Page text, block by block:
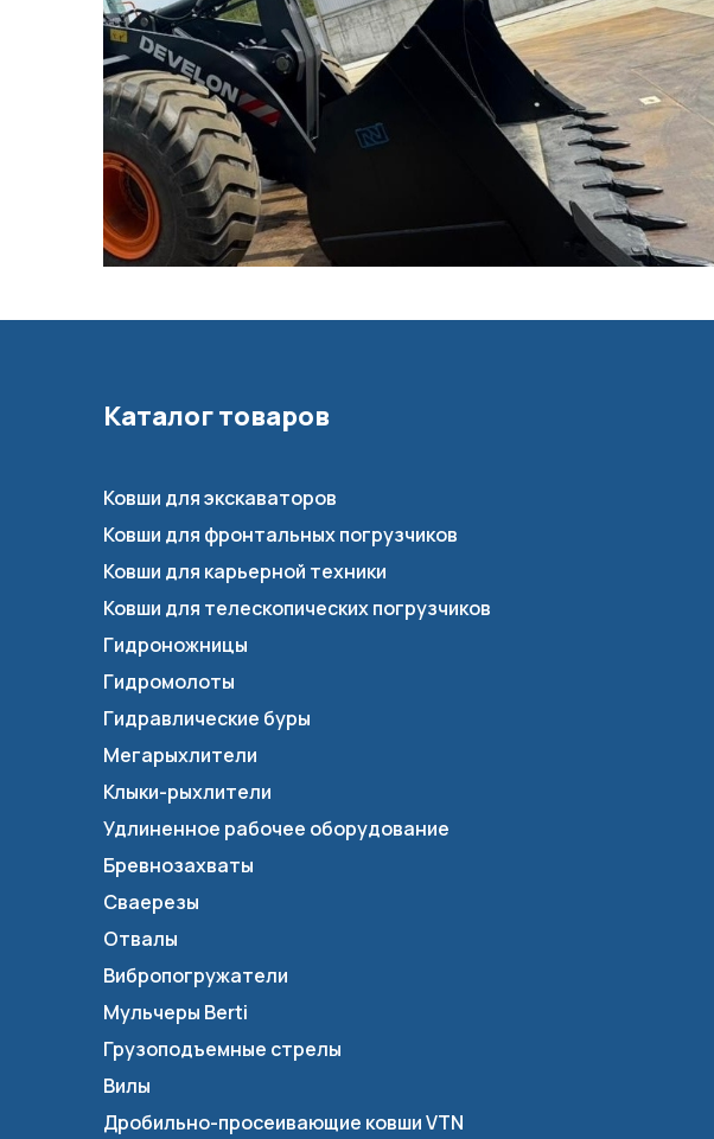
Каталог товаров
Ковши для экскаваторов
Ковши для фронтальных погрузчиков
Ковши для карьерной техники
Ковши для телескопических погрузчиков
Гидроножницы
Гидромолоты
Гидравлические буры
Мегарыхлители
Клыки-рыхлители
Удлиненное рабочее оборудование
Бревнозахваты
Сваерезы
Отвалы
Вибропогружатели
Мульчеры Berti
Грузоподъемные стрелы
Вилы
Дробильно-просеивающие ковши VTN